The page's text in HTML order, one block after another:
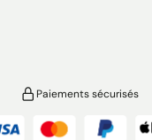
Paiements sécurisés